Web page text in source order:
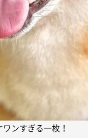
ワンすぎる一枚！